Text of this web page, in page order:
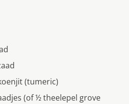
(tumeric)
(of ½ theelepel grove